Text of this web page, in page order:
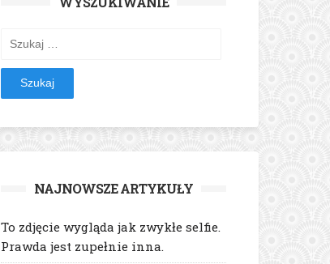
Szukaj:
NAJNOWSZE ARTYKUŁY
To zdjęcie wygląda jak zwykłe selfie.
Prawda jest zupełnie inna.